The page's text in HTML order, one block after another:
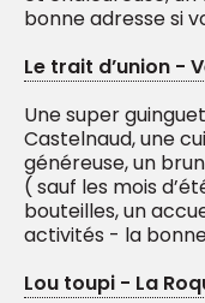
bonne adresse si
Le trait d’union -
Une super
Castelnaud, une
généreuse, un
( sauf les mois
bouteilles, un
activités - la
Lou toupi - La